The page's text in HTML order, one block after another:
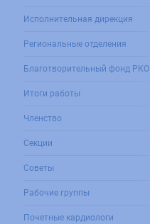
Исполнительная дирекция
Региональные отделения
Благотворительный фонд РКО
Итоги работы
Членство
Секции
Советы
Рабочие группы
Почетные кардиологи